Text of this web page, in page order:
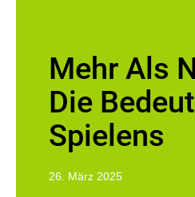
Mehr Als
Die
Spielens
26. März 2025